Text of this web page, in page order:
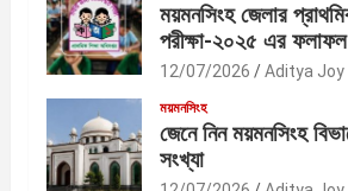
ময়মনসিংহ জেলার
পরীক্ষা-২০২৫ এর
12/07/2026 Aditya Joy
ময়মনসিংহ
জেনে নিন ময়মনসিংহ
সংখ্যা